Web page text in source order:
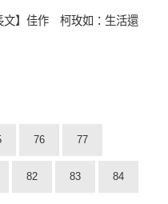
文】佳作 柯玫如：生活還
76 77
82 83 84